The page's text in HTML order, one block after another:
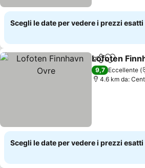
Scegli le date per vedere i prezzi esatti
Condividi
Lofoten
9,7 Eccellente
4.6 km da:
Scegli le date per vedere i prezzi esatti